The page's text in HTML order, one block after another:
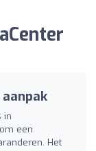
in
een
Het